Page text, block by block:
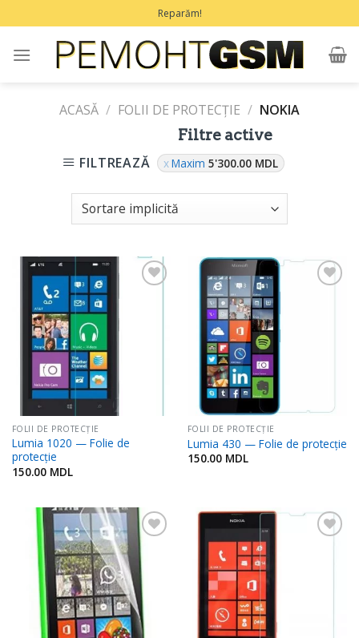
la
conținut
Reparăm!
ACASĂ / FOLII DE PROTECŢIE / NOKIA
FILTREAZĂ
Filtre active
Maxim5'300.00 MDL
FOLII DE PROTECŢIE
Lumia 1020 — Folie de
protecție
150.00 MDL
FOLII DE PROTECŢIE
Lumia 430 — Folie de protecție
150.00 MDL
Adaugă
Favorite